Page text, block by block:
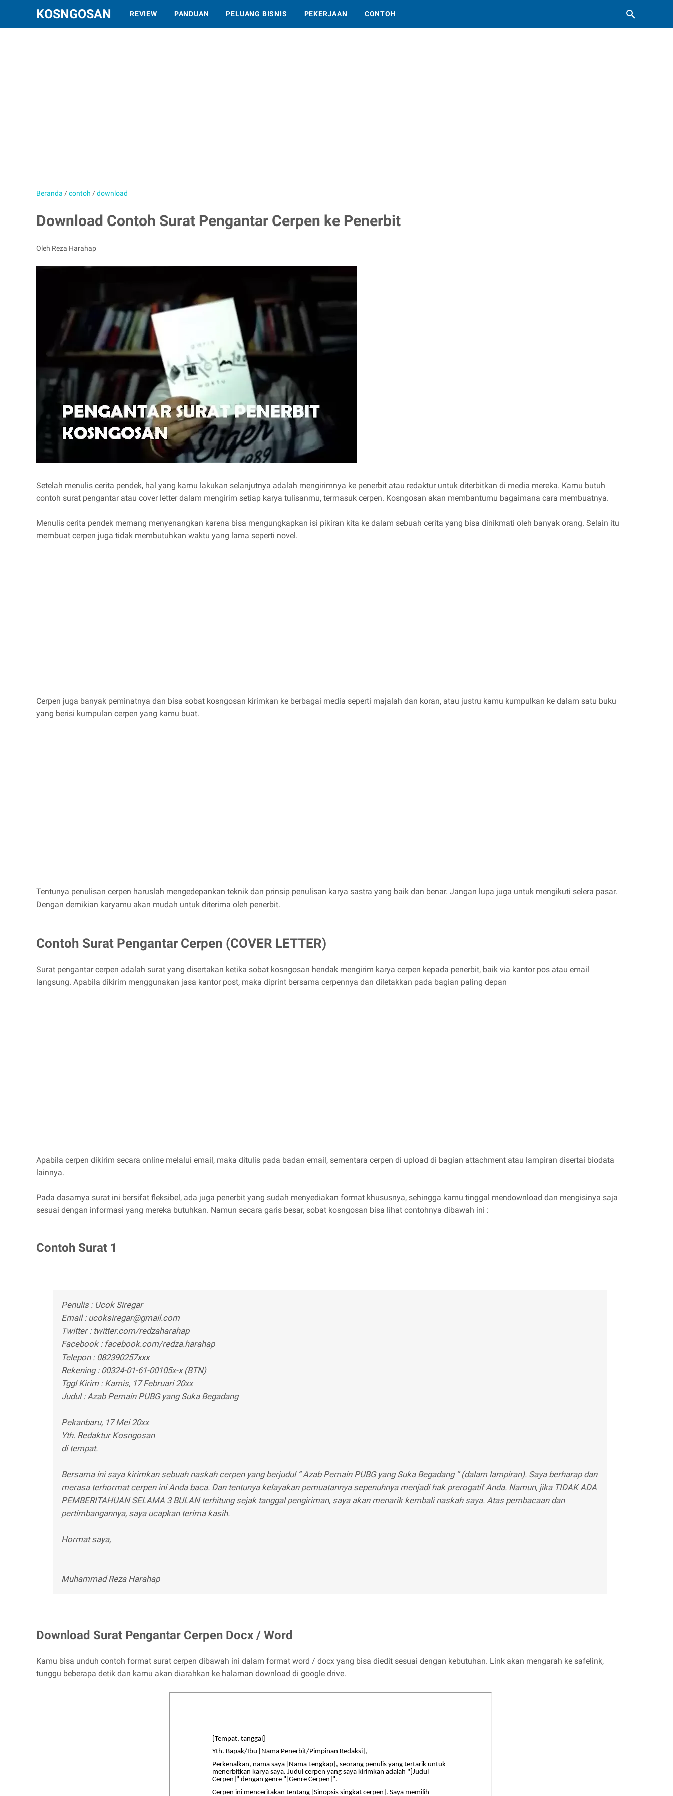
KOSNGOSAN REVIEW PANDUAN PELUANG BISNIS PEKERJAAN CONTOH
Beranda /contoh /download
Download Contoh Surat Pengantar Cerpen ke Penerbit
Oleh Reza Harahap
Setelah menulis cerita pendek, hal yang kamu lakukan selanjutnya adalah mengirimnya ke penerbit atau redaktur untuk diterbitkan di media mereka. Kamu butuh
contoh surat pengantar atau cover letter dalam mengirim setiap karya tulisanmu, termasuk cerpen. Kosngosan akan membantumu bagaimana cara membuatnya.
Menulis cerita pendek memang menyenangkan karena bisa mengungkapkan isi pikiran kita ke dalam sebuah cerita yang bisa dinikmati oleh banyak orang. Selain itu
membuat cerpen juga tidak membutuhkan waktu yang lama seperti novel.
Cerpen juga banyak peminatnya dan bisa sobat kosngosan kirimkan ke berbagai media seperti majalah dan koran, atau justru kamu kumpulkan ke dalam satu buku
yang berisi kumpulan cerpen yang kamu buat.
Tentunya penulisan cerpen haruslah mengedepankan teknik dan prinsip penulisan karya sastra yang baik dan benar. Jangan lupa juga untuk mengikuti selera pasar.
Dengan demikian karyamu akan mudah untuk diterima oleh penerbit.
Contoh Surat Pengantar Cerpen (COVER LETTER)
Surat pengantar cerpen adalah surat yang disertakan ketika sobat kosngosan hendak mengirim karya cerpen kepada penerbit, baik via kantor pos atau email
langsung. Apabila dikirim menggunakan jasa kantor post, maka diprint bersama cerpennya dan diletakkan pada bagian paling depan
Apabila cerpen dikirim secara online melalui email, maka ditulis pada badan email, sementara cerpen di upload di bagian attachment atau lampiran disertai biodata
lainnya.
Pada dasarnya surat ini bersifat fleksibel, ada juga penerbit yang sudah menyediakan format khususnya, sehingga kamu tinggal mendownload dan mengisinya saja
sesuai dengan informasi yang mereka butuhkan. Namun secara garis besar, sobat kosngosan bisa lihat contohnya dibawah ini :
Contoh Surat 1
Penulis : Ucok Siregar
Email : ucoksiregar@gmail.com
Twitter : twitter.com/redzaharahap
Facebook : facebook.com/redza.harahap
Telepon : 082390257xxx
Rekening : 00324-01-61-00105x-x (BTN)
Tggl Kirim : Kamis, 17 Februari 20xx
Judul : Azab Pemain PUBG yang Suka Begadang
Pekanbaru, 17 Mei 20xx
Yth. Redaktur Kosngosan
di tempat.
Bersama ini saya kirimkan sebuah naskah cerpen yang berjudul “ Azab Pemain PUBG yang Suka Begadang ” (dalam lampiran). Saya berharap dan
merasa terhormat cerpen ini Anda baca. Dan tentunya kelayakan pemuatannya sepenuhnya menjadi hak prerogatif Anda. Namun, jika TIDAK ADA
PEMBERITAHUAN SELAMA 3 BULAN terhitung sejak tanggal pengiriman, saya akan menarik kembali naskah saya. Atas pembacaan dan
pertimbangannya, saya ucapkan terima kasih.
Hormat saya,
Muhammad Reza Harahap
Download Surat Pengantar Cerpen Docx / Word
Kamu bisa unduh contoh format surat cerpen dibawah ini dalam format word / docx yang bisa diedit sesuai dengan kebutuhan. Link akan mengarah ke safelink,
tunggu beberapa detik dan kamu akan diarahkan ke halaman download di google drive.